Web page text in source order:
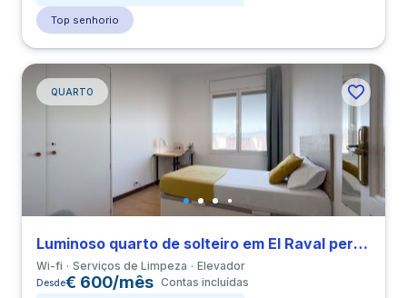
Top senhorio
QUARTO
Luminoso quarto de solteiro em El Raval perto de ELISAVA
Wi-fi Serviços de Limpeza Elevador
Desde€ 600/mês Contas incluídas